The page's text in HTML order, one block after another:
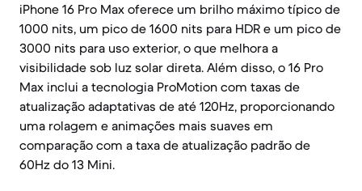
iPhone 16 Pro Max oferece um brilho máximo típico de
1000 nits, um pico de 1600 nits para HDR e um pico de
3000 nits para uso exterior, o que melhora a
visibilidade sob luz solar direta. Além disso, o 16 Pro
Max inclui a tecnologia ProMotion com taxas de
atualização adaptativas de até 120Hz, proporcionando
uma rolagem e animações mais suaves em
comparação com a taxa de atualização padrão de
60Hz do 13 Mini.